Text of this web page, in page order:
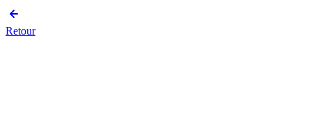
Retour